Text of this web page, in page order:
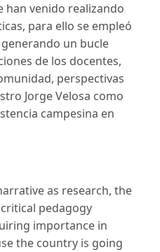
han venido realizando
para ello se empleó
un bucle
de los docentes,
perspectivas
Jorge Velosa como
campesina en
as research, the
pedago­gy
importance in
the country is going